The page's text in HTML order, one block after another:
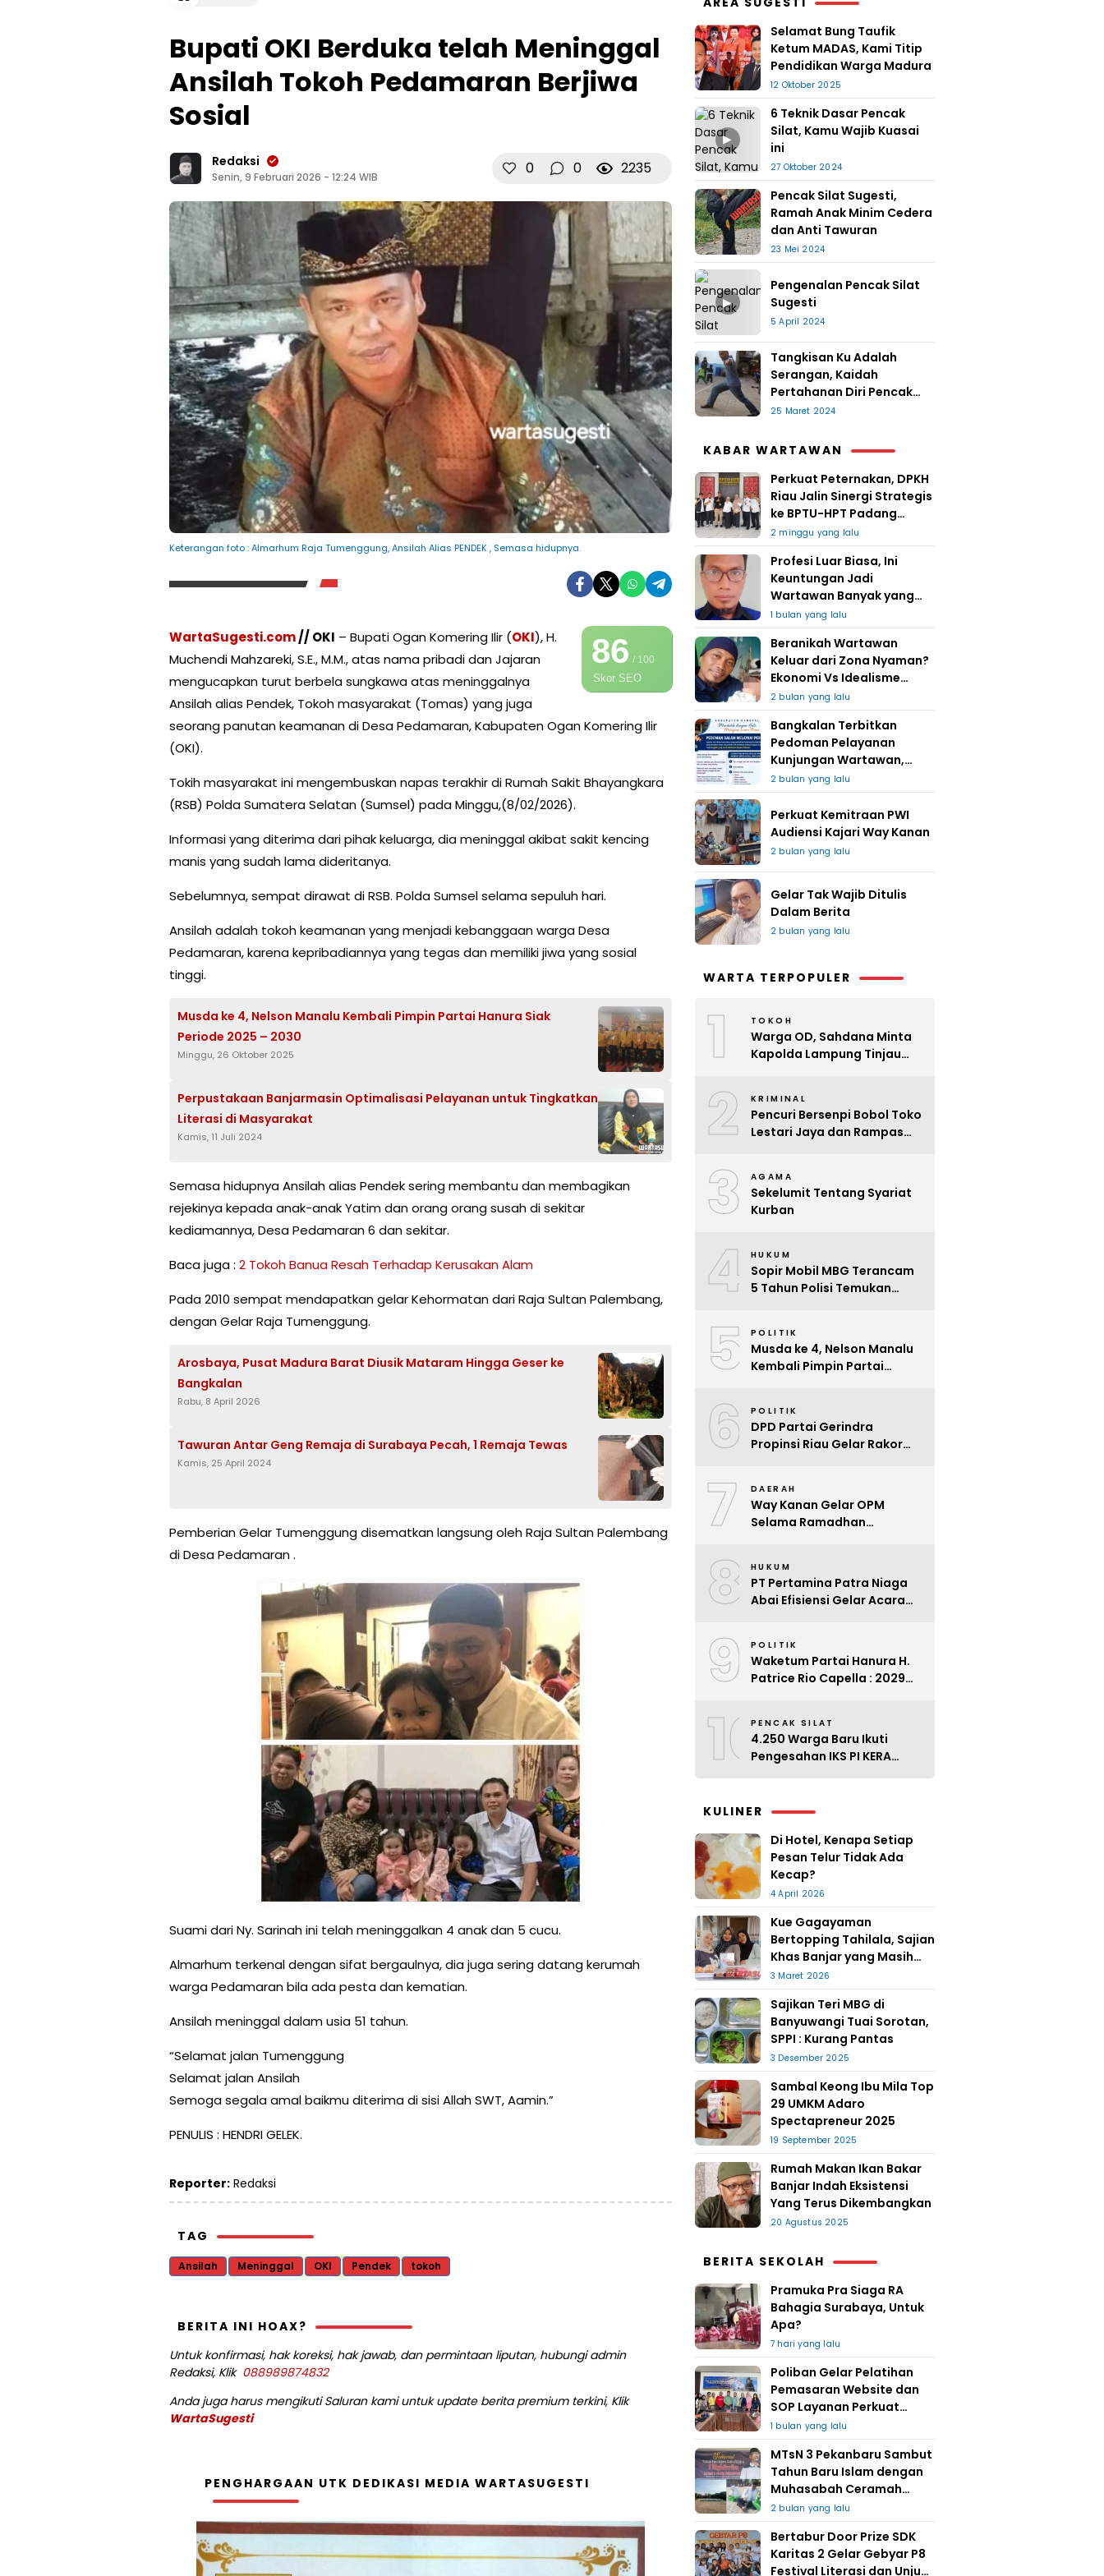
Bupati OKI Berduka telah Meninggal
Ansilah Tokoh Pedamaran Berjiwa
Sosial
Redaksi
Senin, 9 Februari 2026 - 12:24 WIB 0 0 2235
Keterangan foto : Almarhum Raja Tumenggung, Ansilah Alias PENDEK , Semasa hidupnya.
86/ 100
Skor SEO
WartaSugesti.com// OKI – Bupati Ogan Komering Ilir (OKI), H.
Muchendi Mahzareki, S.E., M.M., atas nama pribadi dan Jajaran
mengucapkan turut berbela sungkawa atas meninggalnya
Ansilah alias Pendek, Tokoh masyarakat (Tomas) yang juga
seorang panutan keamanan di Desa Pedamaran, Kabupaten Ogan Komering Ilir
(OKI).
Tokih masyarakat ini mengembuskan napas terakhir di Rumah Sakit Bhayangkara
(RSB) Polda Sumatera Selatan (Sumsel) pada Minggu,(8/02/2026).
Informasi yang diterima dari pihak keluarga, dia meninggal akibat sakit kencing
manis yang sudah lama dideritanya.
Sebelumnya, sempat dirawat di RSB. Polda Sumsel selama sepuluh hari.
Ansilah adalah tokoh keamanan yang menjadi kebanggaan warga Desa
Pedamaran, karena kepribadiannya yang tegas dan memiliki jiwa yang sosial
tinggi.
Musda ke 4, Nelson Manalu Kembali Pimpin Partai Hanura Siak
Periode 2025 – 2030
Minggu, 26 Oktober 2025
Perpustakaan Banjarmasin Optimalisasi Pelayanan untuk Tingkatkan
Literasi di Masyarakat
Kamis, 11 Juli 2024
Semasa hidupnya Ansilah alias Pendek sering membantu dan membagikan
rejekinya kepada anak-anak Yatim dan orang orang susah di sekitar
kediamannya, Desa Pedamaran 6 dan sekitar.
Baca juga : 2 Tokoh Banua Resah Terhadap Kerusakan Alam
Pada 2010 sempat mendapatkan gelar Kehormatan dari Raja Sultan Palembang,
dengan Gelar Raja Tumenggung.
Arosbaya, Pusat Madura Barat Diusik Mataram Hingga Geser ke
Bangkalan
Rabu, 8 April 2026
Tawuran Antar Geng Remaja di Surabaya Pecah, 1 Remaja Tewas
Kamis, 25 April 2024
Pemberian Gelar Tumenggung disematkan langsung oleh Raja Sultan Palembang
di Desa Pedamaran .
Suami dari Ny. Sarinah ini telah meninggalkan 4 anak dan 5 cucu.
Almarhum terkenal dengan sifat bergaulnya, dia juga sering datang kerumah
warga Pedamaran bila ada pesta dan kematian.
Ansilah meninggal dalam usia 51 tahun.
“Selamat jalan Tumenggung
Selamat jalan Ansilah
Semoga segala amal baikmu diterima di sisi Allah SWT, Aamin.”
PENULIS : HENDRI GELEK.
Reporter: Redaksi
TAG
Ansilah Meninggal OKI Pendek tokoh
BERITA INI HOAX?
Untuk konfirmasi, hak koreksi, hak jawab, dan permintaan liputan, hubungi admin
Redaksi, Klik 088989874832
Anda juga harus mengikuti Saluran kami untuk update berita premium terkini, Klik
WartaSugesti
PENGHARGAAN UTK DEDIKASI MEDIA WARTASUGESTI
Selamat Bung Taufik
Ketum MADAS, Kami Titip
Pendidikan Warga Madura
12 Oktober 2025
▶
6 Teknik Dasar Pencak
Silat, Kamu Wajib Kuasai
ini
27 Oktober 2024
Pencak Silat Sugesti,
Ramah Anak Minim Cedera
dan Anti Tawuran
23 Mei 2024
▶
Pengenalan Pencak Silat
Sugesti
5 April 2024
Tangkisan Ku Adalah
Serangan, Kaidah
Pertahanan Diri Pencak
Sugesti
25 Maret 2024
KABAR WARTAWAN
Perkuat Peternakan, DPKH
Riau Jalin Sinergi Strategis
ke BPTU-HPT Padang
Mengatas
2 minggu yang lalu
Profesi Luar Biasa, Ini
Keuntungan Jadi
Wartawan Banyak yang
Takut
1 bulan yang lalu
Beranikah Wartawan
Keluar dari Zona Nyaman?
Ekonomi Vs Idealisme
Jurnalistik
2 bulan yang lalu
Bangkalan Terbitkan
Pedoman Pelayanan
Kunjungan Wartawan,
Redaksi : Bagus Jangan
Lari
2 bulan yang lalu
Perkuat Kemitraan PWI
Audiensi Kajari Way Kanan
2 bulan yang lalu
Gelar Tak Wajib Ditulis
Dalam Berita
2 bulan yang lalu
WARTA TERPOPULER
1 TOKOH
Warga OD, Sahdana Minta
Kapolda Lampung Tinjau
2 KRIMINAL
Pencuri Bersenpi Bobol Toko
Lestari Jaya dan Rampas
3 AGAMA
Sekelumit Tentang Syariat
Kurban
4 HUKUM
Sopir Mobil MBG Terancam
5 Tahun Polisi Temukan
5 POLITIK
Musda ke 4, Nelson Manalu
Kembali Pimpin Partai
6 POLITIK
DPD Partai Gerindra
Propinsi Riau Gelar Rakor
7 DAERAH
Way Kanan Gelar OPM
Selama Ramadhan
8 HUKUM
PT Pertamina Patra Niaga
Abai Efisiensi Gelar Acara
9 POLITIK
Waketum Partai Hanura H.
Patrice Rio Capella : 2029
10PENCAK SILAT
4.250 Warga Baru Ikuti
Pengesahan IKS PI KERA
KULINER
Di Hotel, Kenapa Setiap
Pesan Telur Tidak Ada
Kecap?
4 April 2026
Kue Gagayaman
Bertopping Tahilala, Sajian
Khas Banjar yang Masih
Bertahan
3 Maret 2026
Sajikan Teri MBG di
Banyuwangi Tuai Sorotan,
SPPI : Kurang Pantas
3 Desember 2025
Sambal Keong Ibu Mila Top
29 UMKM Adaro
Spectapreneur 2025
19 September 2025
Rumah Makan Ikan Bakar
Banjar Indah Eksistensi
Yang Terus Dikembangkan
20 Agustus 2025
BERITA SEKOLAH
Pramuka Pra Siaga RA
Bahagia Surabaya, Untuk
Apa?
7 hari yang lalu
Poliban Gelar Pelatihan
Pemasaran Website dan
SOP Layanan Perkuat
UMKM Berkat Guru Kapuh
1 bulan yang lalu
MTsN 3 Pekanbaru Sambut
Tahun Baru Islam dengan
Muhasabah Ceramah
Agama
2 bulan yang lalu
Bertabur Door Prize SDK
Karitas 2 Gelar Gebyar P8
Festival Literasi dan Unjuk